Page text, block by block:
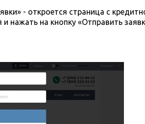
- откроется страница с
нажать на кнопку «Отправить